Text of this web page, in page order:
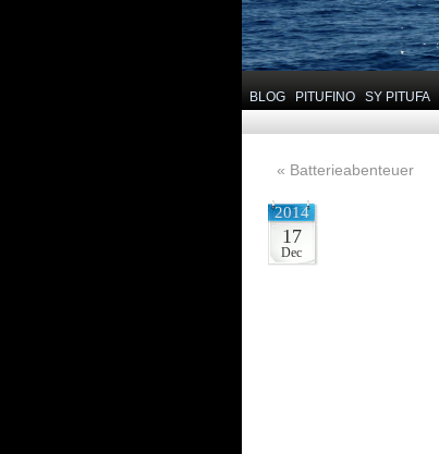
BLOG PITUFINO SY PITUFA
« Batterieabenteuer
2014
17
Dec